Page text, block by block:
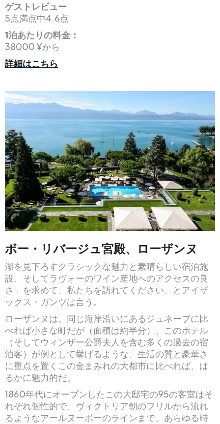
ゲストレビュー
5点満点中4.6点
1泊あたりの料金：
38000 ¥から
詳細はこちら
ボー・リバージュ宮殿、ローザンヌ
湖を見下ろすクラシックな魅力と素晴らしい宿泊施
設、そしてラヴォーのワイン産地へのアクセスの良
さ」を求めて、私たちを訪れてください、とアイザ
ックス・ガンツは言う。
ローザンヌは、同じ海岸沿いにあるジュネーブに比
べれば小さな町だが（面積は約半分）、このホテル
（そしてウィンザー公爵夫人を含む多くの過去の宿
泊客）が例として挙げるような、生活の質と豪華さ
に重点を置くこの金まみれの大都市に比べれば、は
るかに魅力的だ。
1860年代にオープンしたこの大邸宅の95の客室はそ
れぞれ個性的で、ヴィクトリア朝のフリルから流れ
るようなアールヌーボーのラインまで、あらゆる時